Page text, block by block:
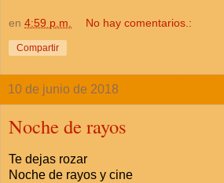
en 4:59 p.m. No hay comentarios.:
Compartir
10 de junio de 2018
Noche de rayos
Te dejas rozar
Noche de rayos y cine